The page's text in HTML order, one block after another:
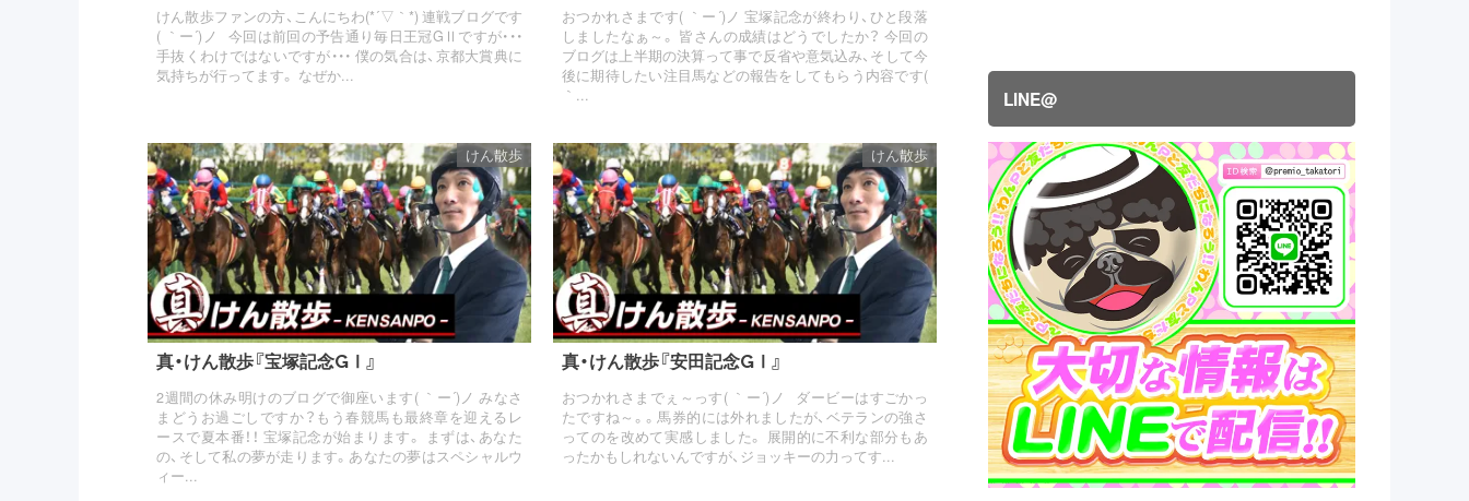
けん散歩ファンの方、こんにちわ(*´▽｀*) 連戦ブログです
( ｀ー´)ノ 今回は前回の予告通り毎日王冠GⅡですが・・・
手抜くわけではないですが・・・ 僕の気合は、京都大賞典に
気持ちが行ってます。 なぜか...
おつかれさまです( ｀ー´)ノ 宝塚記念が終わり、ひと段落
しましたなぁ～。 皆さんの成績はどうでしたか？ 今回の
ブログは上半期の決算って事で反省や意気込み、そして今
後に期待したい注目馬などの報告をしてもらう内容です(
｀...
真・けん散歩『宝塚記念GⅠ』
けん散歩
2週間の休み明けのブログで御座います( ｀ー´)ノ みなさ
まどうお過ごしですか？もう春競馬も最終章を迎えるレ
ースで夏本番！！ 宝塚記念が始まります。 まずは、あなた
の、そして私の夢が走ります。あなたの夢はスペシャルウ
ィー...
真・けん散歩『安田記念GⅠ』
けん散歩
おつかれさまでぇ～っす( ｀ー´)ノ ダービーはすごかっ
たですね～。。馬券的には外れましたが、ベテランの強さ
ってのを改めて実感しました。 展開的に不利な部分もあ
ったかもしれないんですが、ジョッキーの力ってす...
LINE@